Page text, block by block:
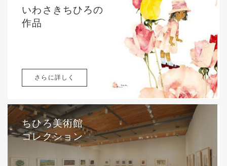
いわさきちひろの
作品
さらに詳しく
ちひろ美術館
コレクション